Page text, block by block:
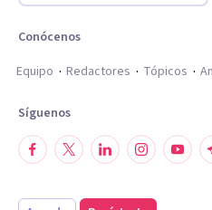
Conócenos
Equipo
Redactores Tópicos
Síguenos